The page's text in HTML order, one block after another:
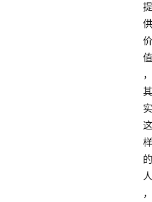
提
供
价
值
，
其
实
这
样
的
人
，